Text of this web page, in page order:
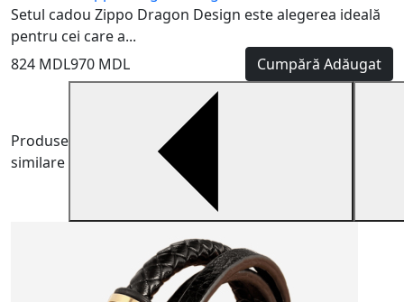
Setul cadou Zippo Dragon Design este alegerea ideală
pentru cei care a...
824 MDL970 MDL Cumpără Adăugat
Produse
similare